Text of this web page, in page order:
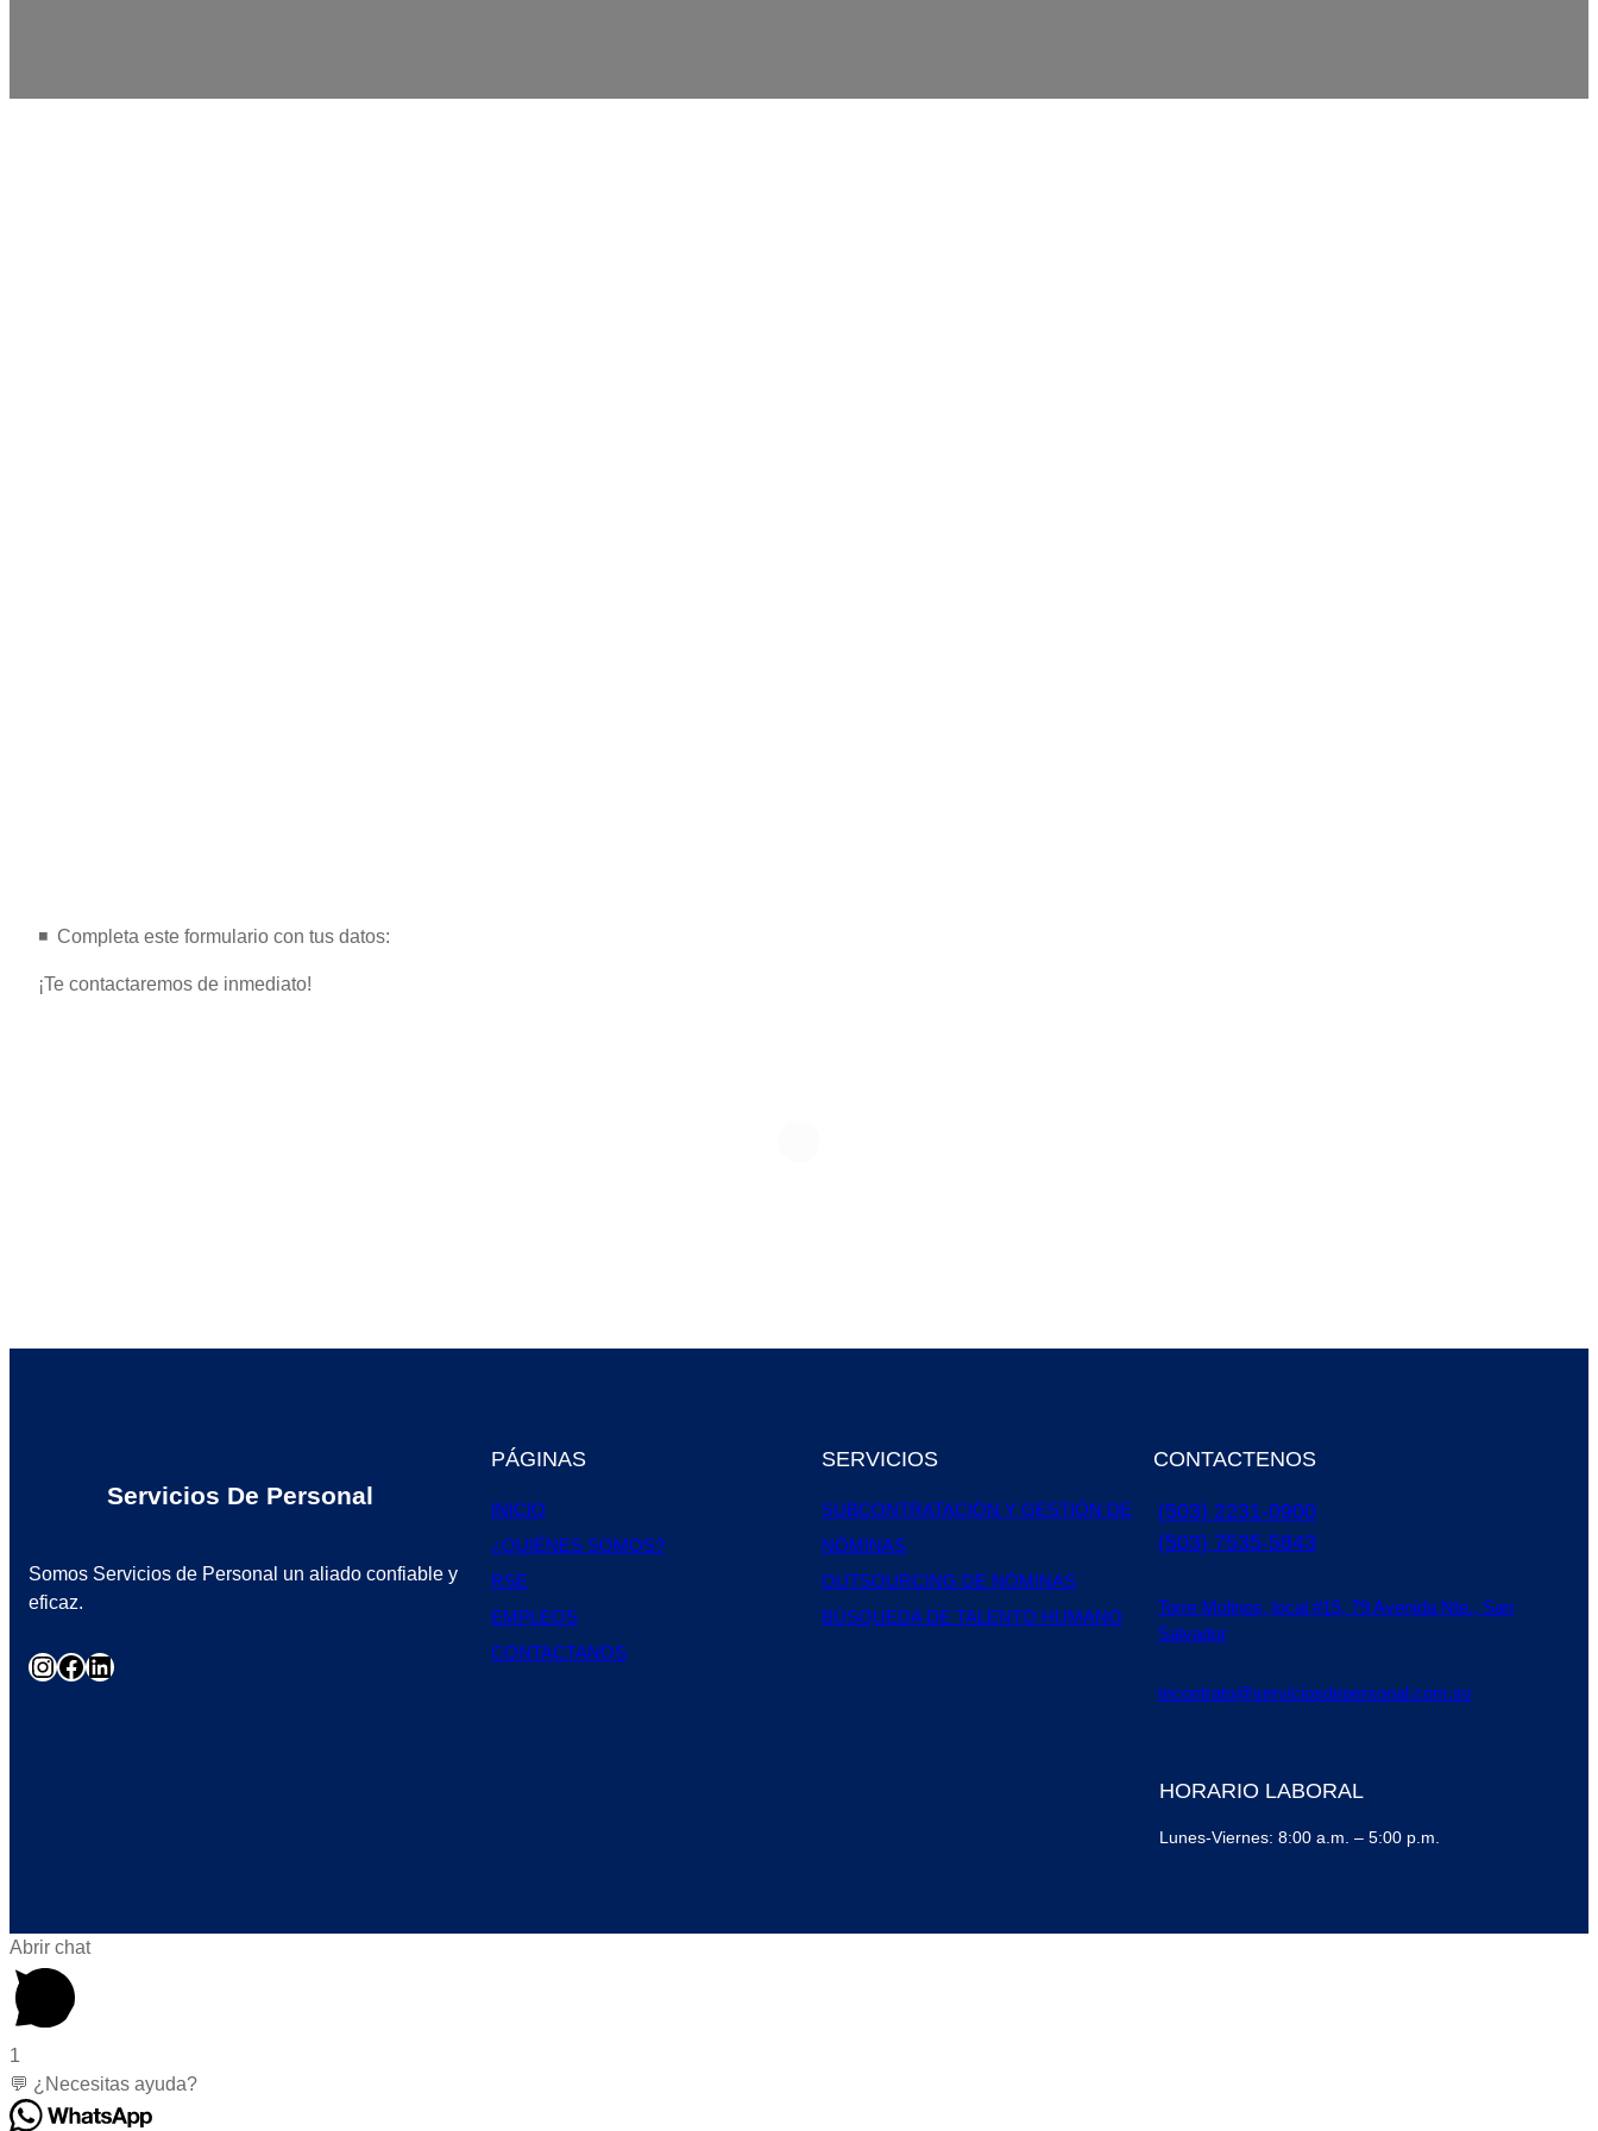
◾️ ️ Completa este formulario con tus datos:
¡Te contactaremos de inmediato!
Servicios De Personal
Somos Servicios de Personal un aliado confiable y
eficaz.
InstagramFacebook LinkedIn
PÁGINAS
INICIO
¿QUIÉNES SOMOS?
RSE
EMPLEOS
CONTACTANOS
SERVICIOS
SUBCONTRATACIÓN Y GESTIÓN DE
NÓMINAS
OUTSOURCING DE NÓMINAS
BÚSQUEDA DE TALENTO HUMANO
CONTACTENOS
(503) 2231-0900
(503) 7535-5843
Torre Molinos, local #15, 79 Avenida Nte., San
Salvador
tecontrato@serviciosdepersonal.com.sv
HORARIO LABORAL
Lunes-Viernes: 8:00 a.m. – 5:00 p.m.
Abrir chat
1
💬 ¿Necesitas ayuda?